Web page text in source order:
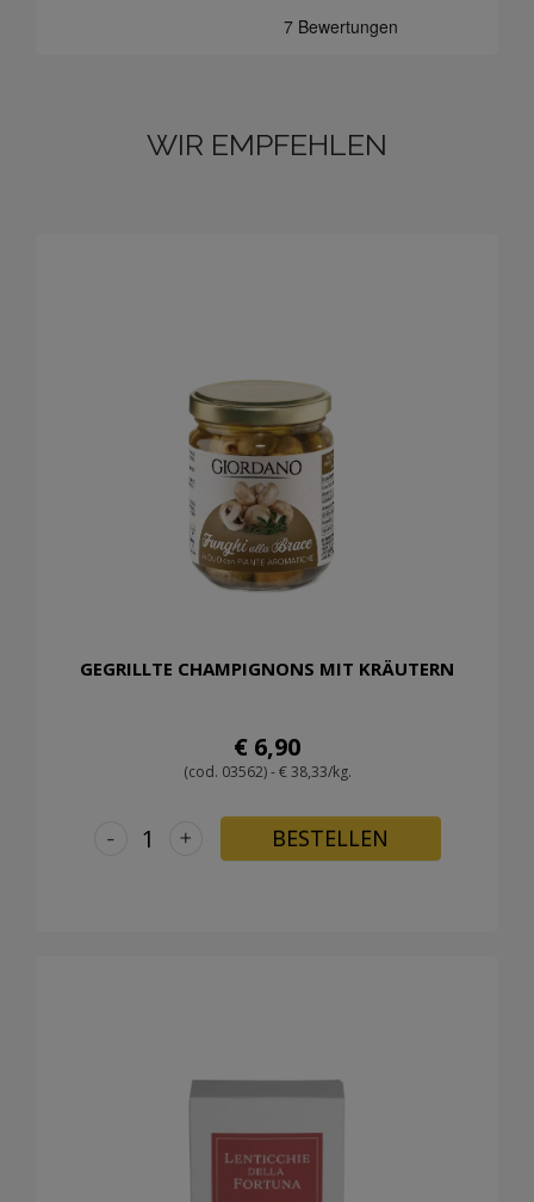
WIR EMPFEHLEN
GEGRILLTE CHAMPIGNONS MIT KRÄUTERN
€ 6,90
(cod. 03562) - € 38,33/kg.
+
- BESTELLEN